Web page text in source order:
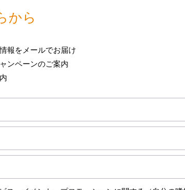
製品保証を表示
お使いのフィリップス製品の保証条件をご確認